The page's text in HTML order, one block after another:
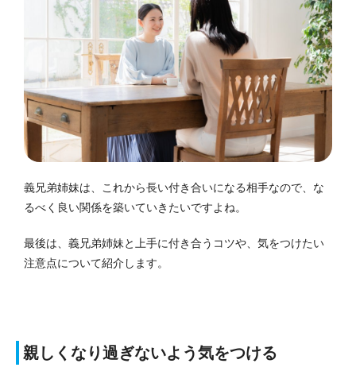
義兄弟姉妹は、これから長い付き合いになる相手なので、な
るべく良い関係を築いていきたいですよね。
最後は、義兄弟姉妹と上手に付き合うコツや、気をつけたい
注意点について紹介します。
親しくなり過ぎないよう気をつける